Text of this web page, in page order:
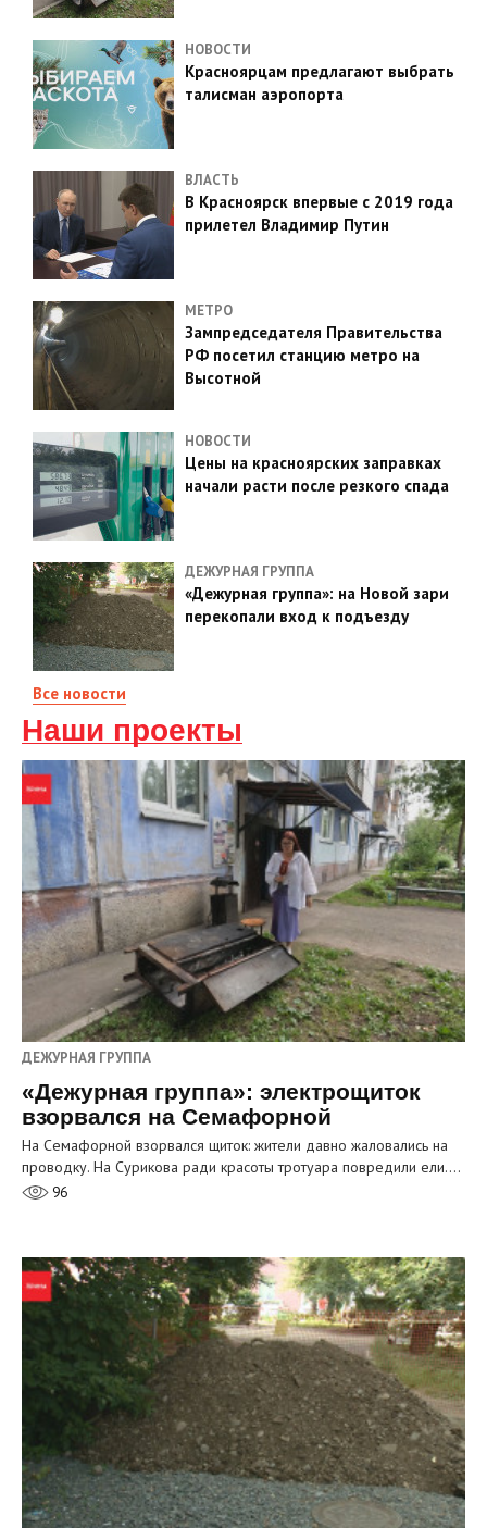
НОВОСТИ
Красноярцам предлагают выбрать
талисман аэропорта
ВЛАСТЬ
В Красноярск впервые с 2019 года
прилетел Владимир Путин
МЕТРО
Зампредседателя Правительства
РФ посетил станцию метро на
Высотной
НОВОСТИ
Цены на красноярских заправках
начали расти после резкого спада
ДЕЖУРНАЯ ГРУППА
«Дежурная группа»: на Новой зари
перекопали вход к подъезду
Все новости
Наши проекты
ДЕЖУРНАЯ ГРУППА
«Дежурная группа»: электрощиток
взорвался на Семафорной
На Семафорной взорвался щиток: жители давно жаловались на
проводку. На Сурикова ради красоты тротуара повредили ели.…
96